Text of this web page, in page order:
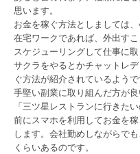
思います。
お金を稼ぐ方法としましては
在宅ワークであれば、外出す
スケジューリングして仕事に
サクラをやるとかチャットレ
ぐ方法が紹介されているよう
手堅い副業に取り組んだ方が良
「三ツ星レストランに行きた
前にスマホを利用してお金を
します。会社勤めしながらで
くらいあるのです。